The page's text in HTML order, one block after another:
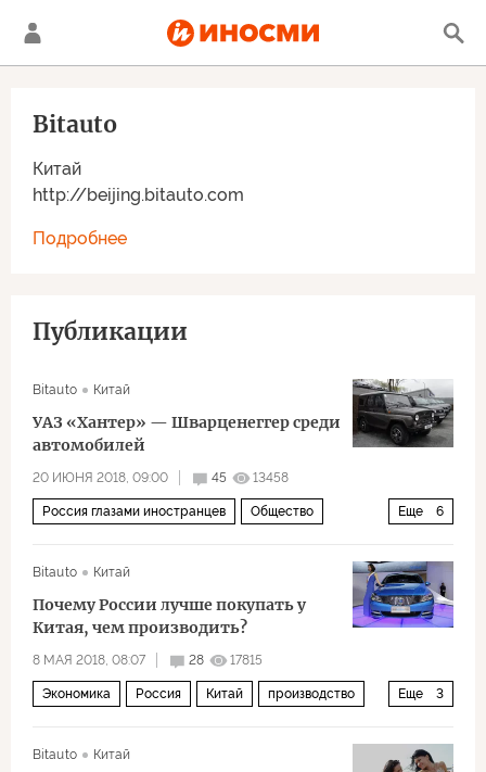
Китай
http://beijing.bitauto.com
Bitauto
Подробнее
Публикации
Bitauto Китай
УАЗ «Хантер» — Шварценеггер среди
автомобилей
20 ИЮНЯ 2018, 09:00 45 13458
Еще 6
Россия глазами иностранцев Общество
Bitauto Китай
Почему России лучше покупать у
Китая, чем производить?
8 МАЯ 2018, 08:07 28 17815
Еще 3
Экономика Россия Китай производство
Bitauto
Китай